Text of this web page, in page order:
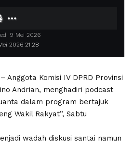
2026 21:28
9 Mei 2026
– Anggota Komisi IV DPRD Provinsi
Andrian, menghadiri podcast
dalam program bertajuk
Wakil Rakyat”, Sabtu
wadah diskusi santai namun